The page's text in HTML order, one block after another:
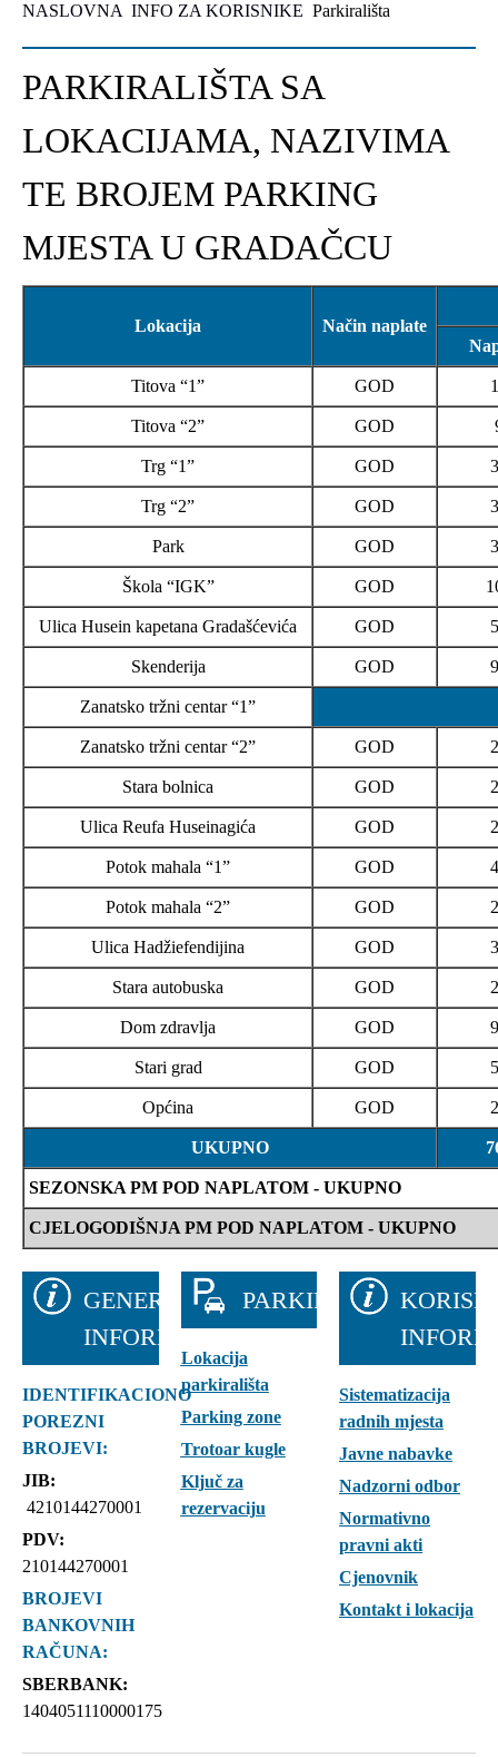
NASLOVNA INFO ZA KORISNIKE Parkirališta
PARKIRALIŠTA SA
LOKACIJAMA, NAZIVIMA
TE BROJEM PARKING
MJESTA U GRADAČCU
Lokacija
Način naplate
Titova “1” GOD
Titova “2” GOD
Trg “1” GOD
Trg “2” GOD
Park GOD
Škola “IGK” GOD
Ulica Husein kapetana Gradašćevića GOD
Skenderija GOD
Zanatsko tržni centar “1”
Zanatsko tržni centar “2” GOD
Stara bolnica GOD
Ulica Reufa Huseinagića GOD
Potok mahala “1” GOD
Potok mahala “2” GOD
Ulica Hadžiefendijina GOD
Stara autobuska GOD
Dom zdravlja GOD
Stari grad GOD
Općina GOD
UKUPNO
SEZONSKA PM POD NAPLATOM - UKUPNO
CJELOGODIŠNJA PM POD NAPLATOM - UKUPNO
GENERALNE
INFORMACIJE
IDENTIFIKACIONO
POREZNI
BROJEVI:
JIB:
4210144270001
PDV:
210144270001
BROJEVI
BANKOVNIH
RAČUNA:
SBERBANK:
1404051110000175
PARKIRALIŠTA
Lokacija
parkirališta
Parking zone
Trotoar kugle
Ključ za
rezervaciju
Sistematizacija
radnih mjesta
Javne nabavke
Nadzorni odbor
Normativno
pravni akti
Cjenovnik
Kontakt i lokacija